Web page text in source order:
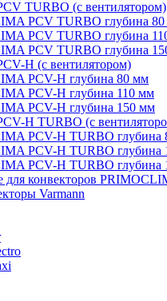
TURBO (c вентилятором)
PCV TURBO глубина
PCV TURBO глубина
PCV TURBO глубина
H (c вентилятором)
PCV-H глубина 80 мм
PCV-H глубина 110 мм
PCV-H глубина 150 мм
H TURBO (c
PCV-H TURBO глубина
PCV-H TURBO глубина
PCV-H TURBO глубина
конвекторов
Varmann